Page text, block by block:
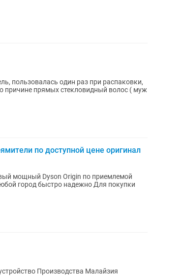
пользовалась один раз при распаковки,
причине прямых стекловидный волос ( муж
по доступной цене оригинал
Производства Малайзия